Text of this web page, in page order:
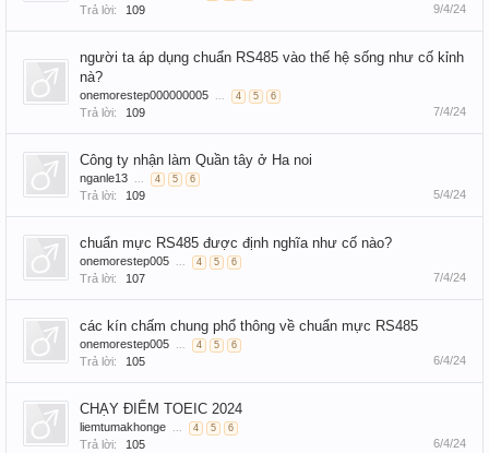
Trả lời: 109 9/4/24
người ta áp dụng chuẩn RS485 vào thế hệ sống như cố kỉnh
nà?
onemorestep000000005 ... 4 5 6
Trả lời: 109 7/4/24
Công ty nhận làm Quần tây ở Ha noi
nganle13 ... 4 5 6
Trả lời: 109 5/4/24
chuẩn mực RS485 được định nghĩa như cố nào?
onemorestep005 ... 4 5 6
Trả lời: 107 7/4/24
các kín chấm chung phổ thông về chuẩn mực RS485
onemorestep005 ... 4 5 6
Trả lời: 105 6/4/24
CHẠY ĐIỂM TOEIC 2024
liemtumakhonge ... 4 5 6
Trả lời: 105 6/4/24